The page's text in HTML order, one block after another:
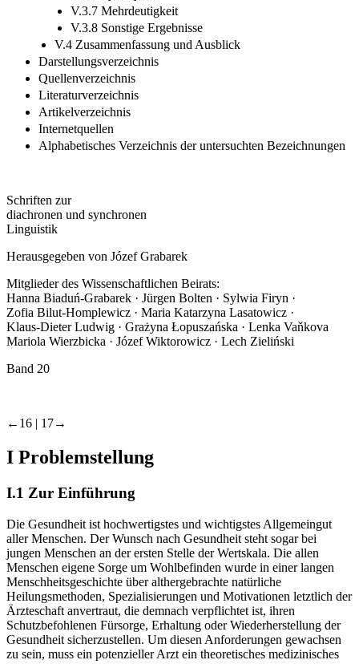
V.3.6 Synonymie
V.3.7 Mehrdeutigkeit
V.3.8 Sonstige Ergebnisse
V.4 Zusammenfassung und Ausblick
Darstellungsverzeichnis
Quellenverzeichnis
Literaturverzeichnis
Artikelverzeichnis
Internetquellen
Schriften zur
diachronen und synchronen
Mitglieder des Wissenschaftlichen Beirats:
Hanna Biaduń-Grabarek · Jürgen Bolten · Sylwia Firyn ·
Zofia Bilut-Homplewicz · Maria Katarzyna Lasatowicz ·
Klaus-Dieter Ludwig · Grażyna Łopuszańska · Lenka Vaňkova
Problemstellung
Zur Einführung
Die Gesundheit ist hochwertigstes und wichtigstes Allgemeingut
aller Menschen. Der Wunsch nach Gesundheit steht sogar bei
jungen Menschen an der ersten Stelle der Wertskala. Die allen
Menschen eigene Sorge um Wohlbefinden wurde in einer langen
Menschheitsgeschichte über althergebrachte natürliche
Heilungsmethoden, Spezialisierungen und Motivationen letztlich der
Ärzteschaft anvertraut, die demnach verpflichtet ist, ihren
Schutzbefohlenen Fürsorge, Erhaltung oder Wiederherstellung der
Gesundheit sicherzustellen. Um diesen Anforderungen gewachsen